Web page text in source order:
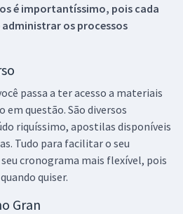
é importantíssimo, pois cada
os processos
passa a ter acesso a materiais
em questão. São diversos
riquíssimo, apostilas disponíveis
Tudo para facilitar o seu
cronograma mais flexível, pois
quiser.
Gran